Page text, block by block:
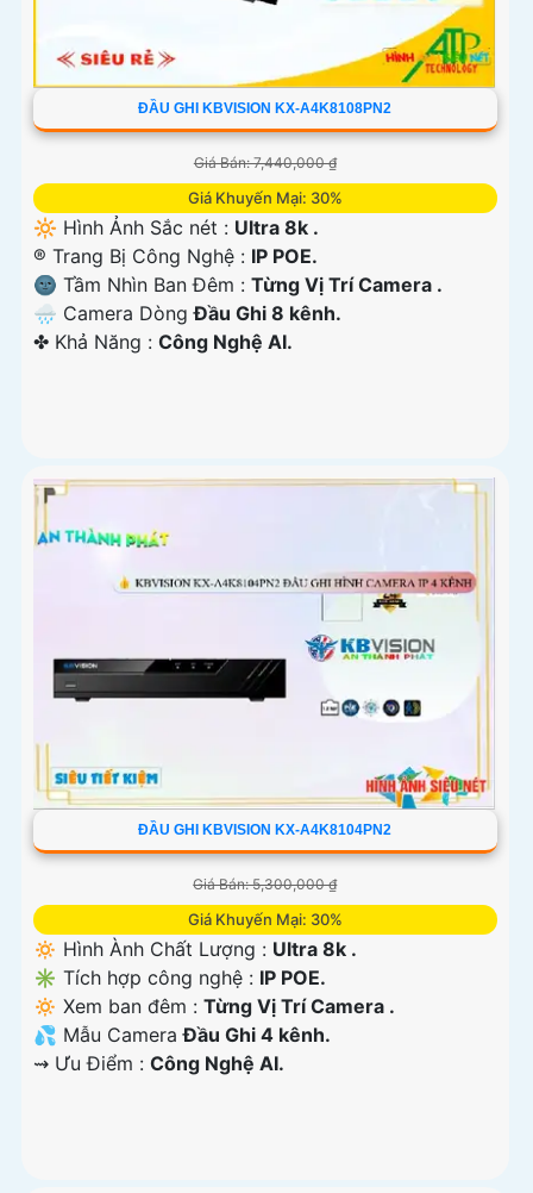
ĐẦU GHI KBVISION KX-A4K8108PN2
Giá Bán: 7,440,000 ₫
Giá Khuyến Mại: 30%
🔆 Hình Ảnh Sắc nét : Ultra 8k .
®️ Trang Bị Công Nghệ : IP POE.
🌚 Tầm Nhìn Ban Đêm : Từng Vị Trí Camera .
🌧️ Camera DòngĐầu Ghi 8 kênh.
️✤ Khả Năng : Công Nghệ AI.
ĐẦU GHI KBVISION KX-A4K8104PN2
Giá Bán: 5,300,000 ₫
Giá Khuyến Mại: 30%
🔅 Hình Ành Chất Lượng : Ultra 8k .
✳️ Tích hợp công nghệ : IP POE.
🔅 Xem ban đêm : Từng Vị Trí Camera .
💦 Mẫu CameraĐầu Ghi 4 kênh.
️⇝ Ưu Điểm : Công Nghệ AI.